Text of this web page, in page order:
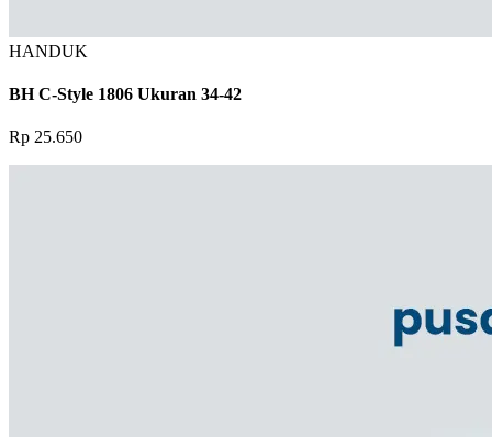
HANDUK
BH C-Style 1806 Ukuran 34-42
Rp 25.650